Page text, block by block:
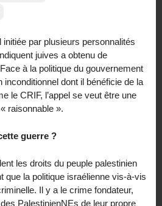
initiée par plusieurs personnalités
juives a obtenu de
à la politique du gouvernement
inconditionnel dont il bénéficie de la
le CRIF, l’appel se veut être une
raisonnable ».
guerre ?
les droits du peuple palestinien
que la politique israélienne vis-à-vis
Il y a le crime fondateur,
PalestinienNEs de leur propre